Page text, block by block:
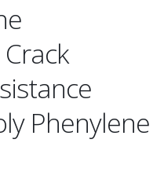
Phenylene